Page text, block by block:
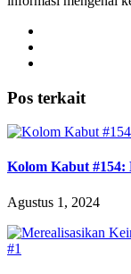
Pos terkait
Kolom Kabut #154:
Agustus 1, 2024